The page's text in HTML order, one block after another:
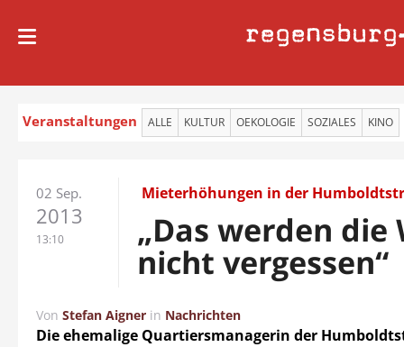
regensburg
Veranstaltungen ALLE KULTUR OEKOLOGIE SOZIALES KINO
02 Sep.
2013
13:10
Mieterhöhungen in der
„Das werden die
nicht vergessen“
Von Stefan Aigner in Nachrichten
Die ehemalige Quartiersmanagerin der